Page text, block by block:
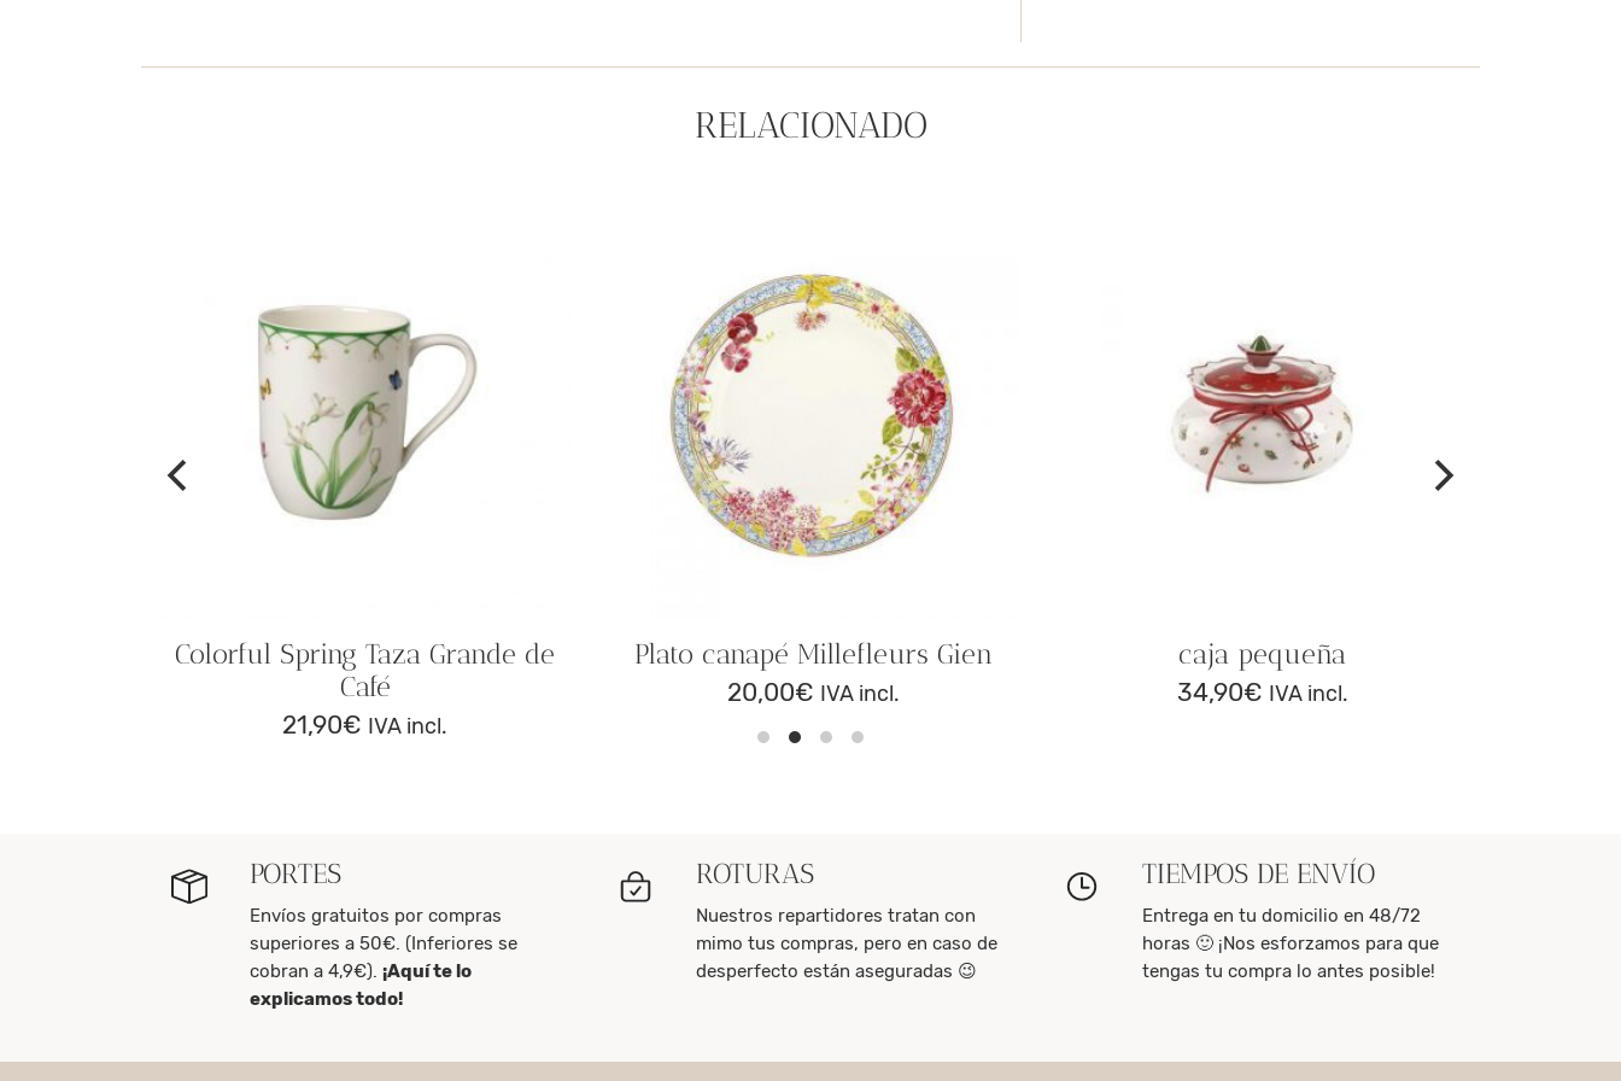
RELACIONADO
Colorful Spring Taza Grande de
Café
21,90€ IVA incl.
Plato canapé Millefleurs Gien
20,00€ IVA incl.
caja pequeña
34,90€ IVA incl.
PORTES
Envíos gratuitos por compras
superiores a 50€. (Inferiores se
cobran a 4,9€). ¡Aquí te lo
explicamos todo!
ROTURAS
Nuestros repartidores tratan con
mimo tus compras, pero en caso de
desperfecto están aseguradas 😉
TIEMPOS DE ENVÍO
Entrega en tu domicilio en 48/72
horas 🙂 ¡Nos esforzamos para que
tengas tu compra lo antes posible!